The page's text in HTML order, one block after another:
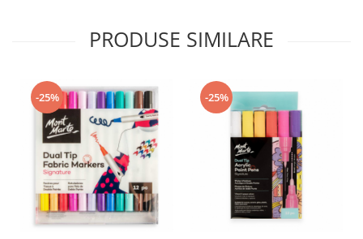
PRODUSE SIMILARE
-25% -25%